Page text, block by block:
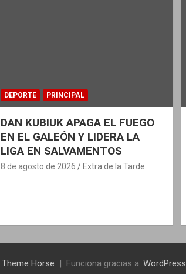
DEPORTE PRINCIPAL
DAN KUBIUK APAGA EL FUEGO
EN EL GALEÓN Y LIDERA LA
LIGA EN SALVAMENTOS
8 de agosto de 2026 Extra de la Tarde
Theme Horse Funciona gracias a: WordPress